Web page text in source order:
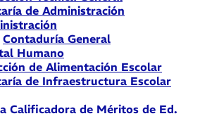
de Administración
Contaduría General
Humano
de Alimentación Escolar
de Infraestructura Escolar
Calificadora de Méritos de Ed.